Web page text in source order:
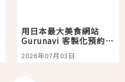
用日本最大美食網站
Gurunavi 客製化預約九
大都市餐廳，打造專屬
美食體驗！
2026年07月03日